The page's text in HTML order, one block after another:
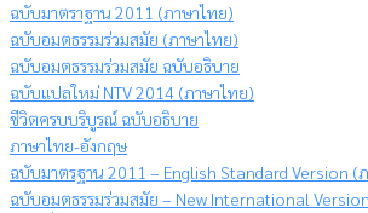
ฉบับมาตราฐาน 2011 (ภาษาไทย)
ฉบับอมตธรรมร่วมสมัย (ภาษาไทย)
ฉบับอมตธรรมร่วมสมัย ฉบับอธิบาย
ฉบับแปลใหม่ NTV 2014 (ภาษาไทย)
ชีวิตครบบริบูรณ์ ฉบับอธิบาย
ภาษาไทย-อังกฤษ
ฉบับมาตรฐาน 2011 – English Standard Version (
ฉบับอมตธรรมร่วมสมัย – New International